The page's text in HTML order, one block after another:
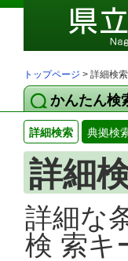
トップページ > 詳細検索
かんたん検
詳細検索 典拠検
詳細
詳細な
検 索キ